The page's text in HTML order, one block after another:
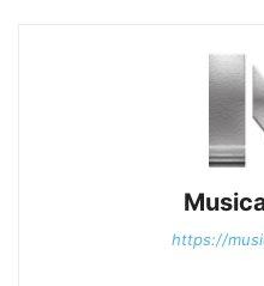
https://